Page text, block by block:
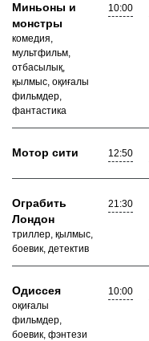
Миньоны и
монстры
комедия,
мультфильм,
отбасылық,
қылмыс, оқиғалы
фильмдер,
фантастика
10:00
Мотор сити 12:50
Ограбить
Лондон
триллер, қылмыс,
боевик, детектив
21:30
Одиссея
оқиғалы
фильмдер,
боевик, фэнтези
10:00